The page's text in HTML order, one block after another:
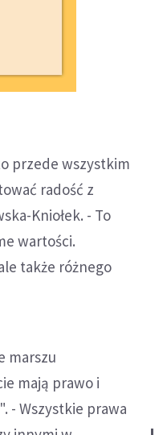
przede wszystkim
radość z
Kniołek. - To
wartości.
także różnego
marszu
mają prawo i
- Wszystkie prawa